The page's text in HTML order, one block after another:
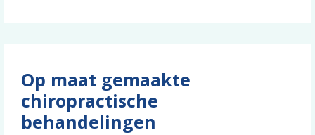
Op maat gemaakte
chiropractische
behandelingen